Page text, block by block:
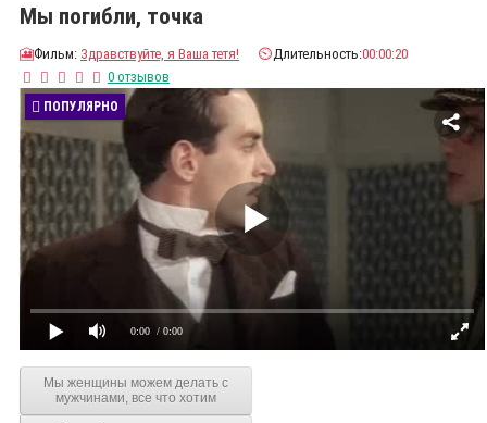
Мы погибли, точка
🎦Фильм: Здравствуйте, я Ваша тетя! ⏲️Длительность:00:00:20
0 отзывов
ПОПУЛЯРНО
0:00 / 0:00
Мы женщины можем делать с
мужчинами, все что хотим